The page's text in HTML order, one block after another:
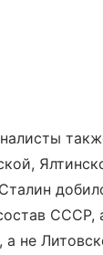
СССР,
не